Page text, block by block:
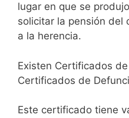
lugar en que se
solicitar la pensión del
a la herencia.
Existen Certificados
Certificados de
Este certificado tiene